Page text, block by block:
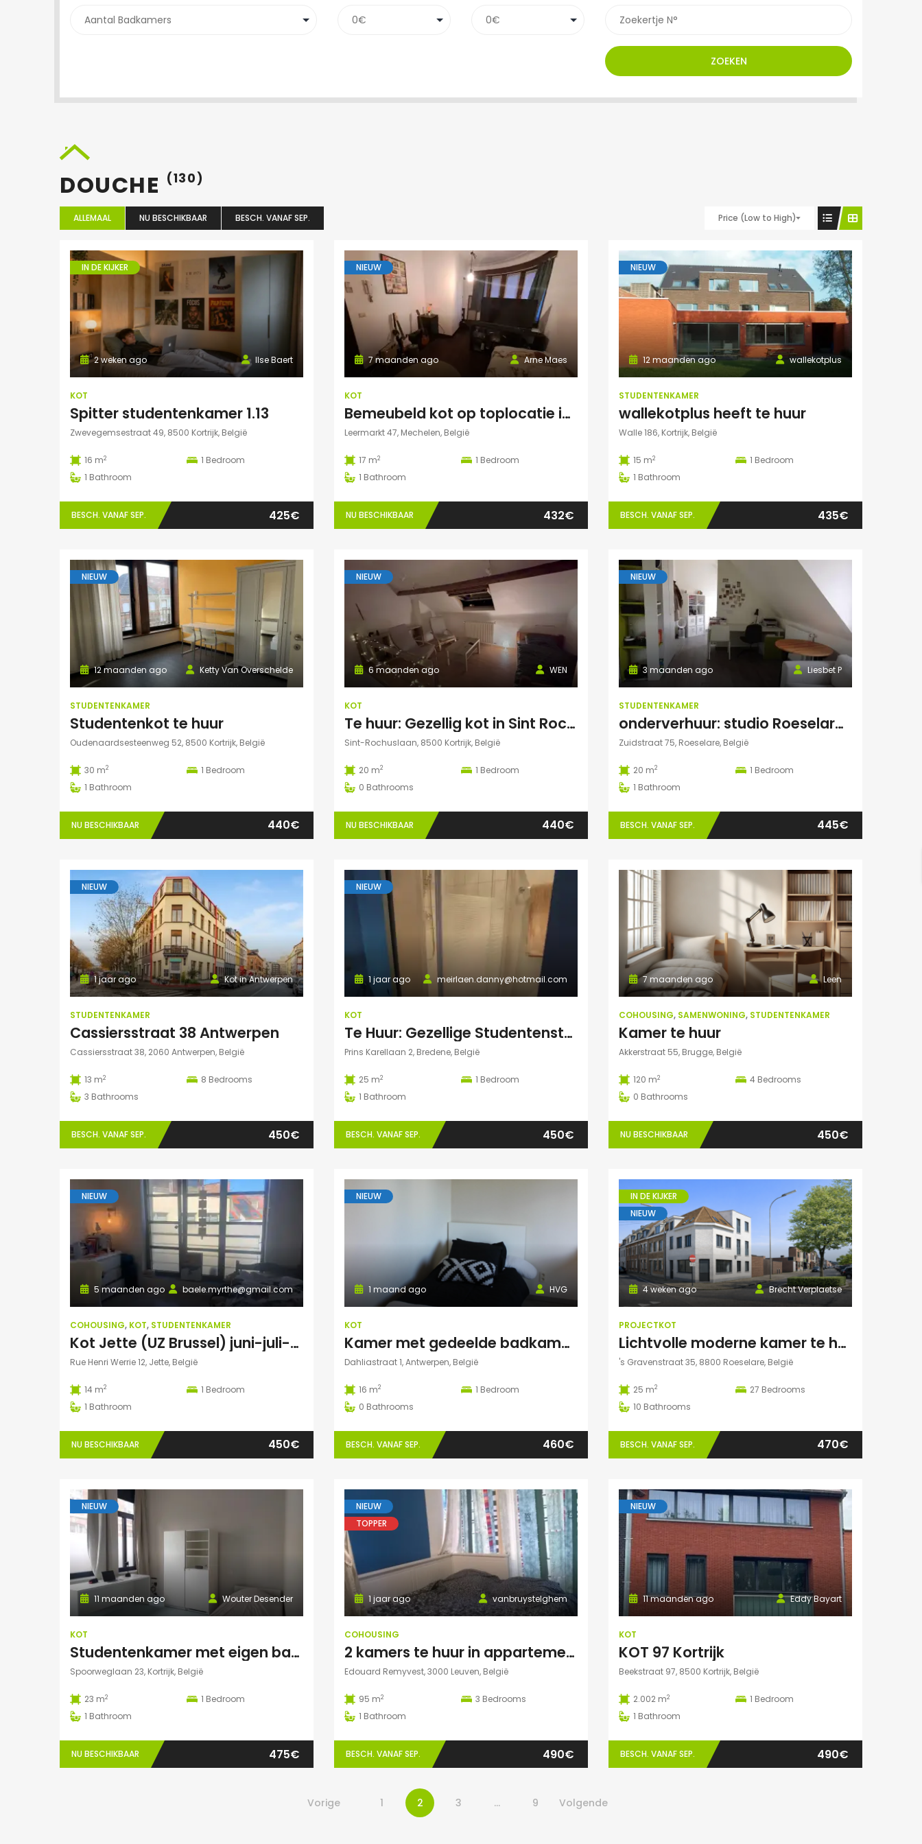
ZOEKEN
DOUCHE (130)
ALLEMAAL NU BESCHIKBAAR BESCH. VANAF SEP. Price (Low to High)
IN DE KIJKER
Ilse Baert
2 weken ago
KOT
Spitter studentenkamer 1.13
Zwevegemsestraat 49, 8500 Kortrijk, België
16 m2 1 Bedroom
1 Bathroom
BESCH. VANAF SEP. 425€
NIEUW
Arne Maes
7 maanden ago
KOT
Bemeubeld kot op toplocatie in centrum Mechelen met privédouche, dakterras en lavabo
Leermarkt 47, Mechelen, België
17 m2 1 Bedroom
1 Bathroom
NU BESCHIKBAAR 432€
NIEUW
wallekotplus
12 maanden ago
STUDENTENKAMER
wallekotplus heeft te huur
Walle 186, Kortrijk, België
15 m2 1 Bedroom
1 Bathroom
BESCH. VANAF SEP. 435€
NIEUW
Ketty Van Overschelde
12 maanden ago
STUDENTENKAMER
Studentenkot te huur
Oudenaardsesteenweg 52, 8500 Kortrijk, België
30 m2 1 Bedroom
1 Bathroom
NU BESCHIKBAAR 440€
NIEUW
WEN
6 maanden ago
KOT
Te huur: Gezellig kot in Sint Rochuslaan – Kortrijk
Sint-Rochuslaan, 8500 Kortrijk, België
20 m2 1 Bedroom
0 Bathrooms
NU BESCHIKBAAR 440€
NIEUW
Liesbet P
3 maanden ago
STUDENTENKAMER
onderverhuur: studio Roeselare (va 01/02/27)
Zuidstraat 75, Roeselare, België
20 m2 1 Bedroom
1 Bathroom
BESCH. VANAF SEP. 445€
NIEUW
Kot in Antwerpen
1 jaar ago
STUDENTENKAMER
Cassiersstraat 38 Antwerpen
Cassiersstraat 38, 2060 Antwerpen, België
13 m2 8 Bedrooms
3 Bathrooms
BESCH. VANAF SEP. 450€
NIEUW
meirlaen.danny@hotmail.com
1 jaar ago
KOT
Te Huur: Gezellige Studentenstudio 25m² in Bredene Duinen – Dicht bij Zee en VIVES!
Prins Karellaan 2, Bredene, België
25 m2 1 Bedroom
1 Bathroom
BESCH. VANAF SEP. 450€
Leen
7 maanden ago
COHOUSING, SAMENWONING, STUDENTENKAMER
Kamer te huur
Akkerstraat 55, Brugge, België
120 m2 4 Bedrooms
0 Bathrooms
NU BESCHIKBAAR 450€
NIEUW
baele.myrthe@gmail.com
5 maanden ago
COHOUSING, KOT, STUDENTENKAMER
Kot Jette (UZ Brussel) juni-juli-aug-sept 2026
Rue Henri Werrie 12, Jette, België
14 m2 1 Bedroom
1 Bathroom
NU BESCHIKBAAR 450€
NIEUW
HVG
1 maand ago
KOT
Kamer met gedeelde badkamer en keuken
Dahliastraat 1, Antwerpen, België
16 m2 1 Bedroom
0 Bathrooms
BESCH. VANAF SEP. 460€
IN DE KIJKER
NIEUW
Brecht Verplaetse
4 weken ago
PROJECTKOT
Lichtvolle moderne kamer te huur
's Gravenstraat 35, 8800 Roeselare, België
25 m2 27 Bedrooms
10 Bathrooms
BESCH. VANAF SEP. 470€
NIEUW
Wouter Desender
11 maanden ago
KOT
Studentenkamer met eigen badkamer
Spoorweglaan 23, Kortrijk, België
23 m2 1 Bedroom
1 Bathroom
NU BESCHIKBAAR 475€
NIEUW
TOPPER
vanbruystelghem
1 jaar ago
COHOUSING
2 kamers te huur in appartement in Leuven
Edouard Remyvest, 3000 Leuven, België
95 m2 3 Bedrooms
1 Bathroom
BESCH. VANAF SEP. 490€
NIEUW
Eddy Bayart
11 maanden ago
KOT
KOT 97 Kortrijk
Beekstraat 97, 8500 Kortrijk, België
2.002 m2 1 Bedroom
1 Bathroom
BESCH. VANAF SEP. 490€
Vorige 1 2 3 … 9 Volgende